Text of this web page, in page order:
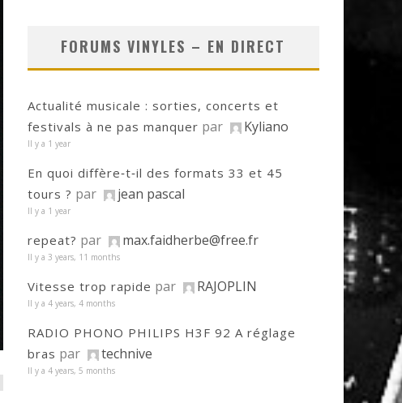
FORUMS VINYLES – EN DIRECT
Actualité musicale : sorties, concerts et
festivals à ne pas manquer par Kyliano
Il y a 1 year
En quoi diffère‑t‑il des formats 33 et 45
tours ? par jean pascal
Il y a 1 year
repeat? par max.faidherbe@free.fr
Il y a 3 years, 11 months
Vitesse trop rapide par RAJOPLIN
Il y a 4 years, 4 months
RADIO PHONO PHILIPS H3F 92 A réglage
bras par technive
Il y a 4 years, 5 months